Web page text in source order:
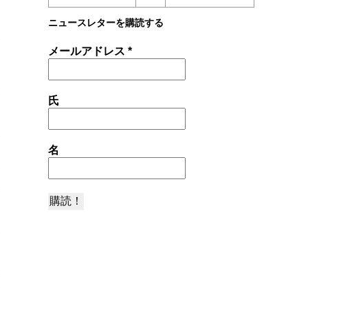
ニュースレターを購読する
メールアドレス *
氏
名